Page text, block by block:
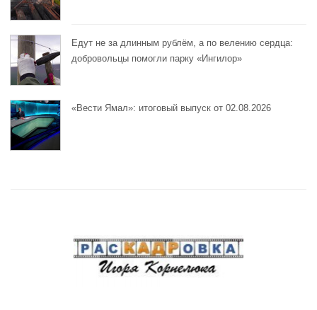
Едут не за длинным рублём, а по велению сердца:
добровольцы помогли парку «Ингилор»
«Вести Ямал»: итоговый выпуск от 02.08.2026